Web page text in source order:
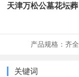
天津万松公墓花坛葬
产品规格： 齐全
关键词